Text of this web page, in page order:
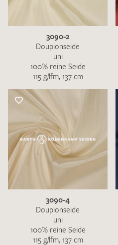
3090-2
Doupionseide
uni
100% reine Seide
115 g/lfm, 137 cm
3090-4
Doupionseide
uni
100% reine Seide
115 g/lfm, 137 cm